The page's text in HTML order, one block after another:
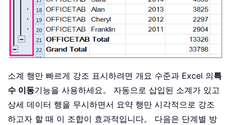
소계 행만 빠르게 강조 표시하려면 개요 수준과 Excel 의특
수 이동기능을 사용하세요。 자동으로 삽입된 소계가 있고
상세 데이터 행을 무시하면서 요약 행만 시각적으로 강조
하고자 할 때 이 조합이 효과적입니다。 다음은 단계별 방